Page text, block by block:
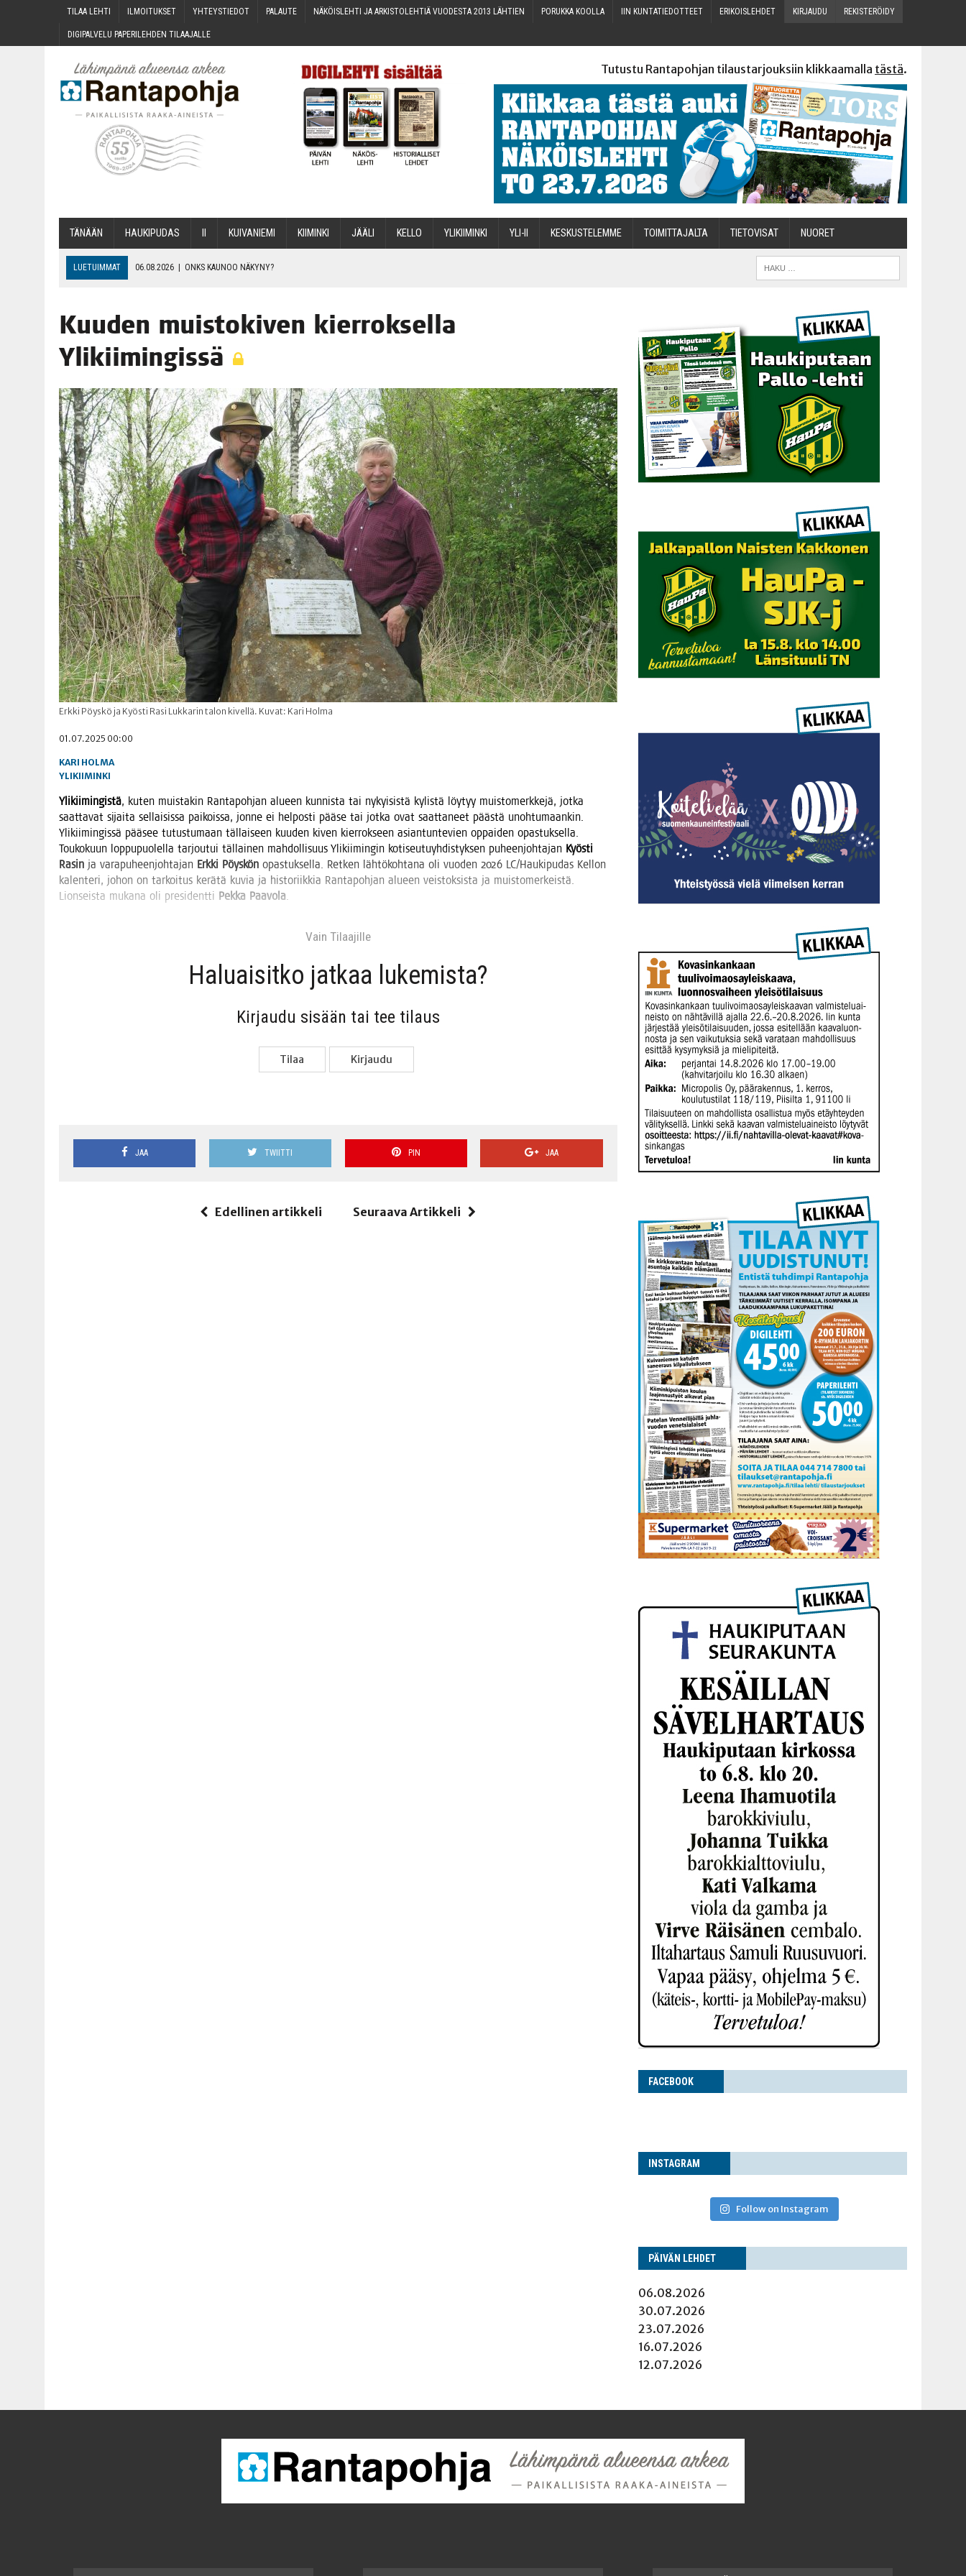
TILAA LEH­TI ILMOI­TUK­SET YHTEYS­TIE­DOT PALAU­TE NÄKÖIS­LEH­TI JA ARKIS­TO­LEH­TIÄ VUO­DES­TA 2013 LÄHTIEN PORUK­KA KOOLLA IIN KUN­TA­TIE­DOT­TEET ERI­KOIS­LEH­DET KIR­JAU­DU REKIS­TE­RÖI­DY
DIGI­PAL­VE­LU PAPE­RI­LEH­DEN TILAAJALLE
Tutustu Rantapohjan tilaustarjouksiin klikkaamalla tästä.
TÄNÄÄN HAU­KI­PU­DAS KUI­VA­NIE­MI KII­MIN­KI JÄÄ­LI KEL­LO YLI­KII­MIN­KI YLI-II KES­KUS­TE­LEM­ME TOI­MIT­TA­JAL­TA TIETOVISAT NUO­RET
LUETUIMMAT 06.08.2026 | ONKS KAU­NOO NÄKYNY?
06.08.2026 | OPIN­TOI­HIN KAN­SA­LAIS­OPIS­TOS­SA VOI SAA­DA AVUSTUSTA
06.08.2026 KII­MIN­KI­PÄI­VÄT JÄR­JES­TE­TÄÄN PERIN­TEI­TÄ KUNNIOITTAEN
Kuu­den muis­to­ki­ven kier­rok­sel­la
Ylikiimingissä
Erkki Pöyskö ja Kyösti Rasi Lukkarin talon kivellä. Kuvat: Kari Holma
01.07.2025 00:00
KARI HOLMA
YLIKIIMINKI
Yli­kii­min­gis­tä, kuten muis­ta­kin Ran­ta­poh­jan alu­een kun­nis­ta tai nykyi­sis­tä kylis­tä löy­tyy muis­to­merk­ke­jä, jot­ka
saat­ta­vat sijai­ta sel­lai­sis­sa pai­kois­sa, jon­ne ei hel­pos­ti pää­se tai jot­ka ovat saat­ta­neet pääs­tä unoh­tu­maan­kin.
Yli­kii­min­gis­sä pää­see tutus­tu­maan täl­lai­seen kuu­den kiven kier­rok­seen asian­tun­te­vien oppai­den opas­tuk­sel­la.
Tou­ko­kuun lop­pu­puo­lel­la tar­jou­tui täl­lai­nen mah­dol­li­suus Yli­kii­min­gin koti­seu­tu­yh­dis­tyk­sen puheen­joh­ta­jan Kyös­ti
Rasin ja vara­pu­heen­joh­ta­jan Erk­ki Pöys­kön opas­tuk­sel­la. Ret­ken läh­tö­koh­ta­na oli vuo­den 2026 LC/Haukipudas Kel­lon
kalen­te­ri, johon on tar­koi­tus kerä­tä kuvia ja his­to­riik­kia Ran­ta­poh­jan alu­een veis­tok­sis­ta ja muis­to­mer­keis­tä.
Lion­seis­ta muka­na oli pre­si­dent­ti Pek­ka Paa­vo­la
Vain Tilaa­jil­le
Haluai­sit­ko jat­kaa lukemista?
Kir­jau­du sisään tai tee tilaus
Tilaa Kir­jau­du
JAA TWIITTI PIN JAA
Edellinen artikkeli Seuraava Artikkeli
FACE­BOOK
INS­TA­GRAM
Follow on Instagram
PÄI­VÄN LEHDET
06.08.2026
30.07.2026
23.07.2026
16.07.2026
12.07.2026